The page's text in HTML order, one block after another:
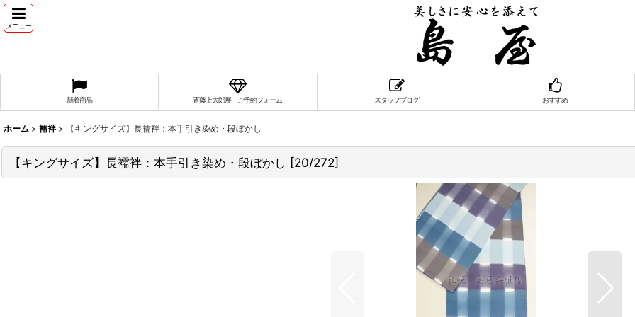
メニュー
新着商品 斉藤上太郎展・ご予約フォーム スタッフブログ おすすめ
ホーム > 襦袢 > 【キングサイズ】長襦袢：本手引き染め・段ぼかし
【キングサイズ】長襦袢：本手引き染め・段ぼかし [20/272]